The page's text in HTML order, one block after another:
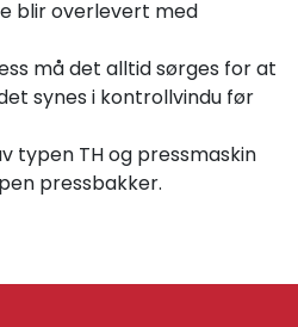
blir overlevert med
må det alltid sørges for at
synes i kontrollvindu før
typen TH og pressmaskin
pressbakker.